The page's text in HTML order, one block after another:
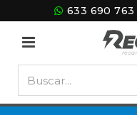
633 690 763